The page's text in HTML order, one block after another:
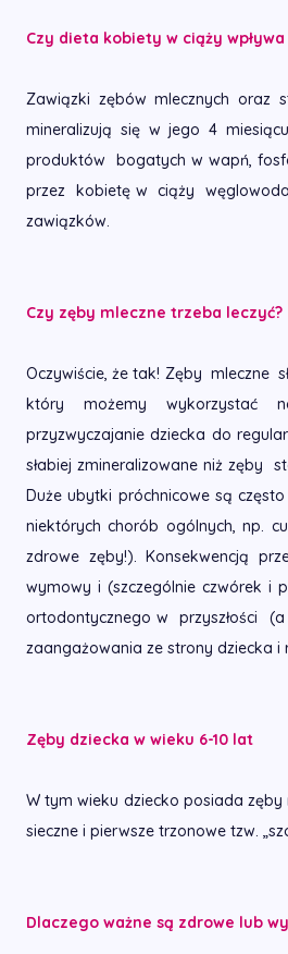
Czy dieta kobiety w ciąży
Zawiązki zębów mlecznych oraz
mineralizują się w jego 4
produktów bogatych w wapń,
przez kobietę w ciąży
zawiązków.
Czy zęby mleczne trzeba leczyć?
Oczywiście, że tak! Zęby mleczne
który możemy wykorzystać
przyzwyczajanie dziecka do
słabiej zmineralizowane niż zęby
Duże ubytki próchnicowe są
niektórych chorób ogólnych, np.
zdrowe zęby!). Konsekwencją
wymowy i (szczególnie czwórek i
ortodontycznego w przyszłości
zaangażowania ze strony dziecka i
Zęby dziecka w wieku 6-10 lat
W tym wieku dziecko posiada zęby
sieczne i pierwsze trzonowe tzw.
Dlaczego ważne są zdrowe lub